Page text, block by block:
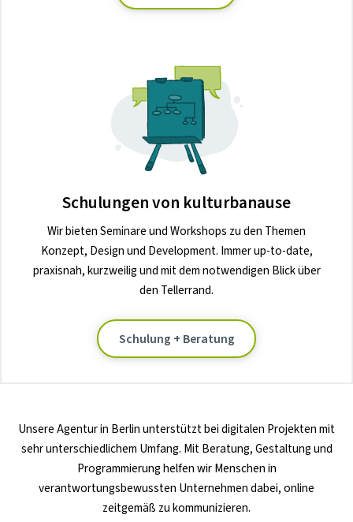
Schulungen von kulturbanause
Wir bieten Seminare und Workshops zu den Themen
Konzept, Design und Development. Immer up-to-date,
praxisnah, kurzweilig und mit dem notwendigen Blick über
den Tellerrand.
Schulung + Beratung
UnsereAgentur in Berlinunterstützt bei digitalen Projekten mit
sehr unterschiedlichem Umfang. Mit Beratung, Gestaltung und
Programmierung helfen wir Menschen in
verantwortungsbewussten Unternehmen dabei, online
zeitgemäß zu kommunizieren.